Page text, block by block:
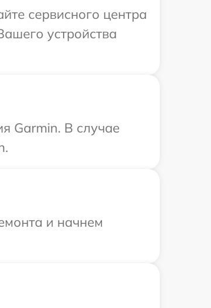
сервисного центра
устройства
Garmin. В случае
и начнем